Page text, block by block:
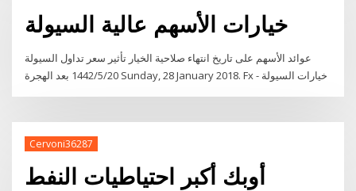
خيارات الأسهم عالية السيولة
عوائد الأسهم على تاريخ انتهاء صلاحية الخيار تأثير سعر تداول السيولة
20‏‏/5‏‏/1442 بعد الهجرة Sunday, 28 January 2018. Fx - خيارات السيولة
Cervoni36287
أوبك أكبر احتياطيات النفط